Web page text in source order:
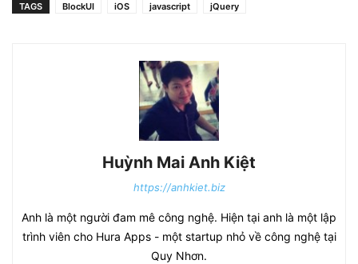
TAGS BlockUI iOS javascript jQuery
Huỳnh Mai Anh Kiệt
https://anhkiet.biz
Anh là một người đam mê công nghệ. Hiện tại anh là một lập
trình viên cho Hura Apps - một startup nhỏ về công nghệ tại
Quy Nhơn.